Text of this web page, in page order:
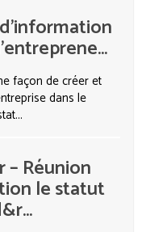
façon de créer et
dans le
– Réunion
le statut